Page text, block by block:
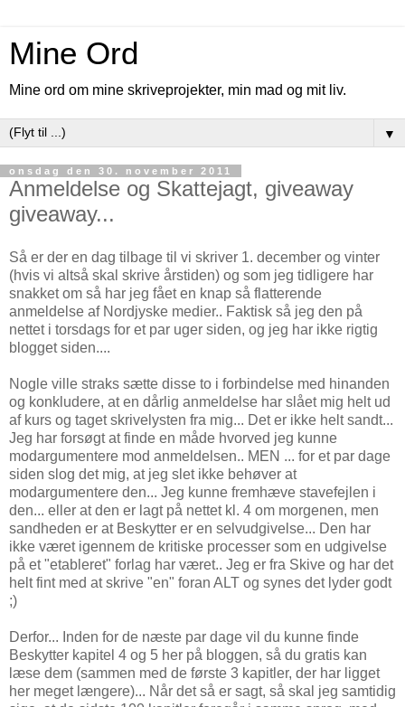
Mine Ord
Mine ord om mine skriveprojekter, min mad og mit liv.
▼
onsdag den 30. november 2011
Anmeldelse og Skattejagt, giveaway
giveaway...
Så er der en dag tilbage til vi skriver 1. december og vinter
(hvis vi altså skal skrive årstiden) og som jeg tidligere har
snakket om så har jeg fået en knap så flatterende
anmeldelse af Nordjyske medier.. Faktisk så jeg den på
nettet i torsdags for et par uger siden, og jeg har ikke rigtig
blogget siden....
Nogle ville straks sætte disse to i forbindelse med hinanden
og konkludere, at en dårlig anmeldelse har slået mig helt ud
af kurs og taget skrivelysten fra mig... Det er ikke helt sandt...
Jeg har forsøgt at finde en måde hvorved jeg kunne
modargumentere mod anmeldelsen.. MEN ... for et par dage
siden slog det mig, at jeg slet ikke behøver at
modargumentere den... Jeg kunne fremhæve stavefejlen i
den... eller at den er lagt på nettet kl. 4 om morgenen, men
sandheden er at Beskytter er en selvudgivelse... Den har
ikke været igennem de kritiske processer som en udgivelse
på et "etableret" forlag har været.. Jeg er fra Skive og har det
helt fint med at skrive "en" foran ALT og synes det lyder godt
;)
Derfor... Inden for de næste par dage vil du kunne finde
Beskytter kapitel 4 og 5 her på bloggen, så du gratis kan
læse dem (sammen med de første 3 kapitler, der har ligget
her meget længere)... Når det så er sagt, så skal jeg samtidig